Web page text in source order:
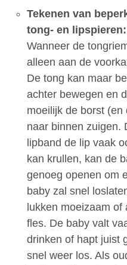
Tekenen van
tong- en lipspieren:
Wanneer de
alleen aan de
De tong kan maar
achter bewegen en
moeilijk de borst
naar binnen zuigen.
lipband de lip vaak
kan krullen, kan de
genoeg openen om
baby zal snel
lukken moeizaam
fles. De baby valt
drinken of hapt juist
snel weer los. Als